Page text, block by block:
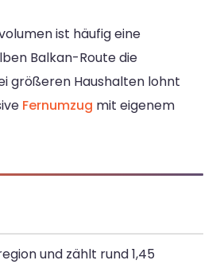
ist häufig eine
Balkan-Route die
größeren Haushalten lohnt
Fernumzug mit eigenem
und zählt rund 1,45